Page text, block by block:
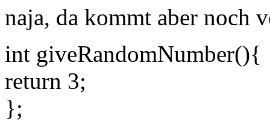
naja, da kommt aber noch
int giveRandomNumber(){
return 3;
};